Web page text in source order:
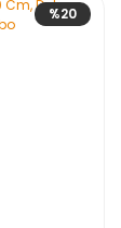
%20